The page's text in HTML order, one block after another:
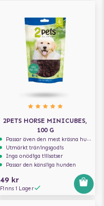
2PETS HORSE MINICUBES,
100 G
Passar även den mest kräsna hunden
Utmärkt träningsgodis
Inga onödiga tillsatser
Passar den känsliga hunden
49 kr
Finns i Lager